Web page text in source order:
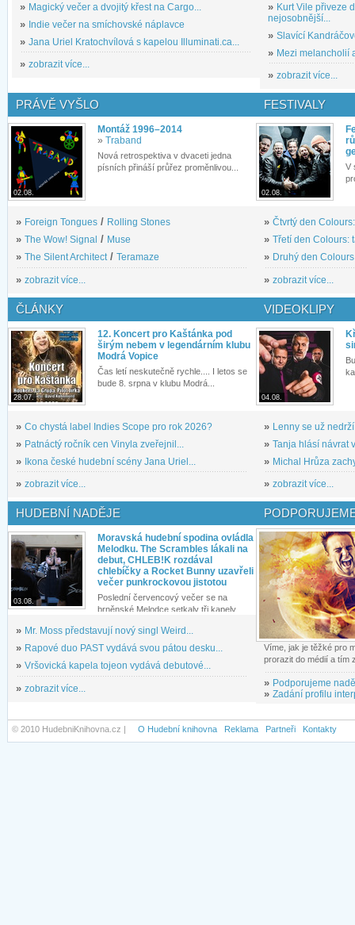
» Magický večer a dvojitý křest na Cargo...
» Indie večer na smíchovské náplavce
» Jana Uriel Kratochvílová s kapelou Illuminati.ca...
» zobrazit více...
» Kurt Vile přiveze
nejosobnější...
» Slavící
» Mezi melancholií
» zobrazit více...
PRÁVĚ VYŠLO
02.08.
Montáž 1996–2014
» Traband
Nová retrospektiva v dvaceti jedna
písních přináší průřez proměnlivou...
» Foreign Tongues / Rolling Stones
» The Wow! Signal / Muse
» The Silent Architect/ Teramaze
» zobrazit více...
FESTIVALY
02.08.
V
» Čtvrtý den
» Třetí den Colours:
» Druhý den
» zobrazit více...
ČLÁNKY
28.07.
12. Koncert pro Kaštánka pod
širým nebem v legendárním klubu
Modrá Vopice
Čas letí neskutečně rychle.... I letos se
bude 8. srpna v klubu Modrá...
» Co chystá label Indies Scope pro rok 2026?
» Patnáctý ročník cen Vinyla zveřejnil...
» Ikona české hudební scény Jana Uriel...
» zobrazit více...
VIDEOKLIPY
04.08.
» Lenny se už
» Tanja hlásí návrat
» Michal Hrůza
» zobrazit více...
HUDEBNÍ NADĚJE
03.08.
Moravská hudební spodina ovládla
Melodku. The Scrambles lákali na
debut, CHLEB!K rozdával
chlebíčky a Rocket Bunny uzavřeli
večer punkrockovou jistotou
Poslední červencový večer se na
brněnské Melodce setkaly tři kapely...
» Mr. Moss představují nový singl Weird...
» Rapové duo PAST vydává svou pátou desku...
» Vršovická kapela tojeon vydává debutové...
» zobrazit více...
Víme, jak je těžké pro
prorazit do médií a tím
» Podporujeme
» Zadání profilu
© 2010 HudebniKnihovna.cz | O Hudební knihovna Reklama Partneři Kontakty